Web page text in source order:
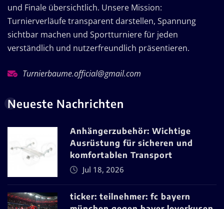
und Finale übersichtlich. Unsere Mission:
Turnierverläufe transparent darstellen, Spannung
sichtbar machen und Sportturniere für jeden
verständlich und nutzerfreundlich präsentieren.
Turnierbaume.official@gmail.com
Neueste Nachrichten
Anhängerzubehör: Wichtige
Ausrüstung für sicheren und
komfortablen Transport
Jul 18, 2026
ticker: teilnehmer: fc bayern